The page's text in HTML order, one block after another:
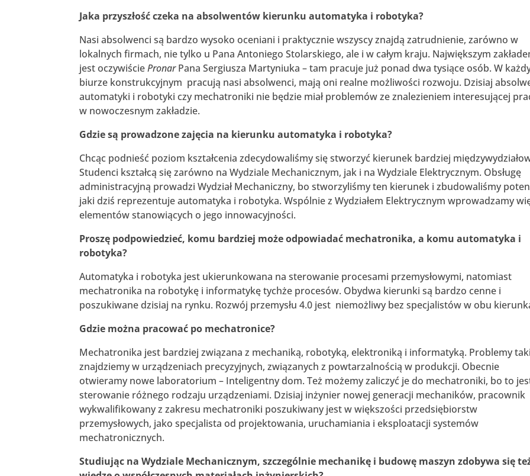
Jaka przyszłość czeka na absolwentów kierunku automatyka i robotyka?
Nasi absolwenci są bardzo wysoko oceniani i praktycznie wszyscy znajdą zatrudnienie, zarówno w
lokalnych firmach, nie tylko u Pana Antoniego Stolarskiego, ale i w całym kraju. Największym
jest oczywiściePronarPana Sergiusza Martyniuka – tam pracuje już ponad dwa tysiące osób. W
biurze konstrukcyjnym pracują nasi absolwenci, mają oni realne możliwości rozwoju. Dzisiaj
automatyki i robotyki czy mechatroniki nie będzie miał problemów ze znalezieniem interesującej
w nowoczesnym zakładzie.
Gdzie są prowadzone zajęcia na kierunku automatyka i robotyka?
Chcąc podnieść poziom kształcenia zdecydowaliśmy się stworzyć kierunek bardziej
Studenci kształcą się zarówno na Wydziale Mechanicznym, jak i na Wydziale Elektrycznym. Obsługę
administracyjną prowadzi Wydział Mechaniczny, bo stworzyliśmy ten kierunek i zbudowaliśmy
jaki dziś reprezentuje automatyka i robotyka. Wspólnie z Wydziałem Elektrycznym wprowadzamy
elementów stanowiących o jego innowacyjności.
Proszę podpowiedzieć, komu bardziej może odpowiadać mechatronika, a komu automatyka i
robotyka?
Automatyka i robotyka jest ukierunkowana na sterowanie procesami przemysłowymi, natomiast
mechatronika na robotykę i informatykę tychże procesów. Obydwa kierunki są bardzo cenne i
poszukiwane dzisiaj na rynku. Rozwój przemysłu 4.0 jest niemożliwy bez specjalistów w obu
Gdzie można pracować po mechatronice?
Mechatronika jest bardziej związana z mechaniką, robotyką, elektroniką i informatyką. Problemy
znajdziemy w urządzeniach precyzyjnych, związanych z powtarzalnością w produkcji. Obecnie
otwieramy nowe laboratorium – Inteligentny dom. Też możemy zaliczyć je do mechatroniki, bo to
sterowanie różnego rodzaju urządzeniami. Dzisiaj inżynier nowej generacji mechaników, pracownik
wykwalifikowany z zakresu mechatroniki poszukiwany jest w większości przedsiębiorstw
przemysłowych, jako specjalista od projektowania, uruchamiania i eksploatacji systemów
mechatronicznych.
Studiując na Wydziale Mechanicznym, szczególnie mechanikę i budowę maszyn zdobywa się